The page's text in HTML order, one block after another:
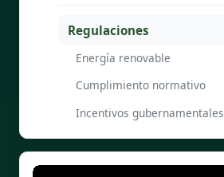
Regulaciones
Energía renovable
Cumplimiento normativo
Incentivos gubernamentales